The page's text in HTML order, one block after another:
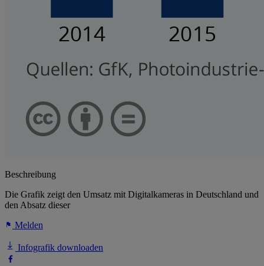
Beschreibung
Die Grafik zeigt den Umsatz mit Digitalkameras in Deutschland und
den Absatz dieser
Melden
Infografik downloaden